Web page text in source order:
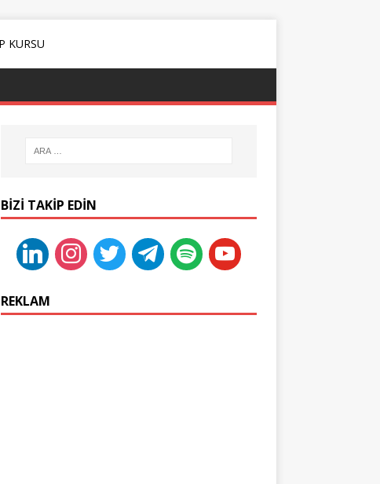
BIZI TAKIP EDIN
REKLAM